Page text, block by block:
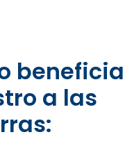
a las